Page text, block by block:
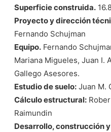
Superficie construida.
Proyecto y dirección
Fernando Schujman
Equipo. Fernando
Mariana Migueles, Juan I.
Gallego Asesores.
Estudio de suelo: Juan M.
Cálculo estructural:
Raimundin
Desarrollo, construcción